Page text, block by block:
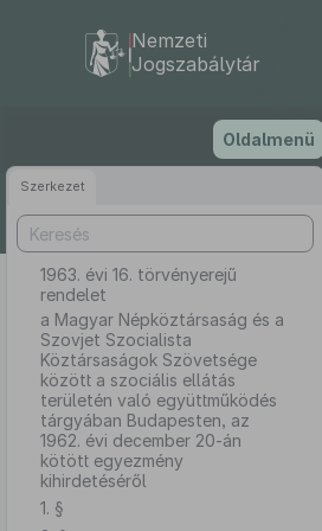
tartalomra
Nemzeti
Jogszabálytár
Oldalmenü
Szerkezet
1963. évi 16. törvényerejű
rendelet
a Magyar Népköztársaság és a
Szovjet Szocialista
Köztársaságok Szövetsége
között a szociális ellátás
területén való együttműködés
tárgyában Budapesten, az
1962. évi december 20-án
kötött egyezmény
kihirdetéséről
1. §